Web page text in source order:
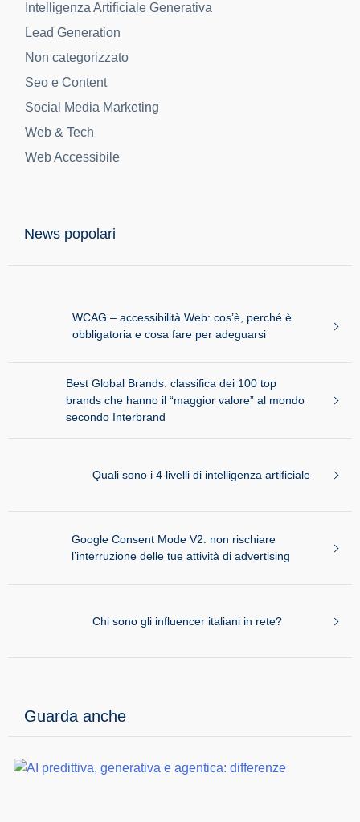
Intelligenza Artificiale Generativa
Lead Generation
Non categorizzato
Seo e Content
Social Media Marketing
Web & Tech
Web Accessibile
News popolari
WCAG – accessibilità Web: cos’è, perché è
obbligatoria e cosa fare per adeguarsi
Best Global Brands: classifica dei 100 top
brands che hanno il “maggior valore” al mondo
secondo Interbrand
Quali sono i 4 livelli di intelligenza artificiale
Google Consent Mode V2: non rischiare
l’interruzione delle tue attività di advertising
Chi sono gli influencer italiani in rete?
Guarda anche